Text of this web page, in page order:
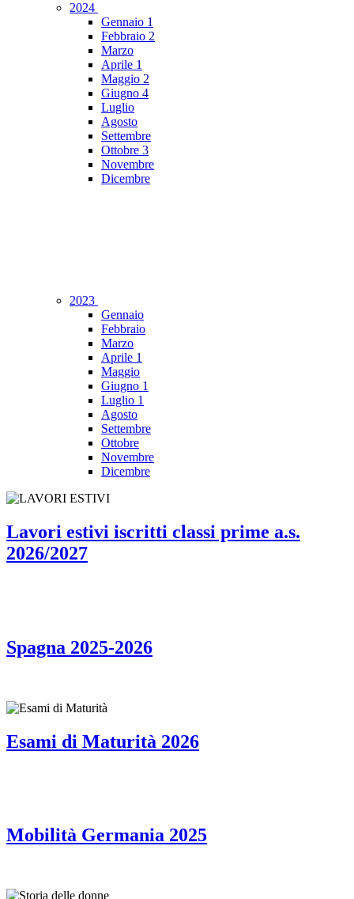
2024
Gennaio 1
Febbraio 2
Marzo
Aprile 1
Maggio 2
Giugno 4
Luglio
Agosto
Settembre
Ottobre 3
Novembre
Dicembre
2023
Gennaio
Febbraio
Marzo
Aprile 1
Maggio
Giugno 1
Luglio 1
Agosto
Settembre
Ottobre
Novembre
Dicembre
Lavori estivi iscritti classi prime a.s.
2026/2027
Spagna 2025-2026
Esami di Maturità 2026
Mobilità Germania 2025